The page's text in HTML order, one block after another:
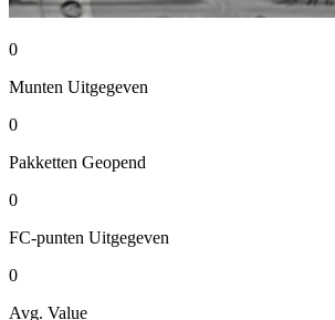
0
Munten Uitgegeven
0
Pakketten Geopend
0
FC-punten Uitgegeven
0
Avg. Value